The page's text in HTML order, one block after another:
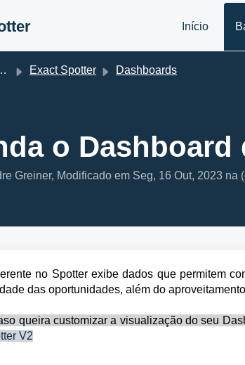
Início
Exact Spotter Dashboards
o Dashboard
Greiner, Modificado em Seg, 16 Out, 2023 na
no Spotter exibe dados que permitem
das oportunidades, além do
queira customizar a visualização do seu
V2